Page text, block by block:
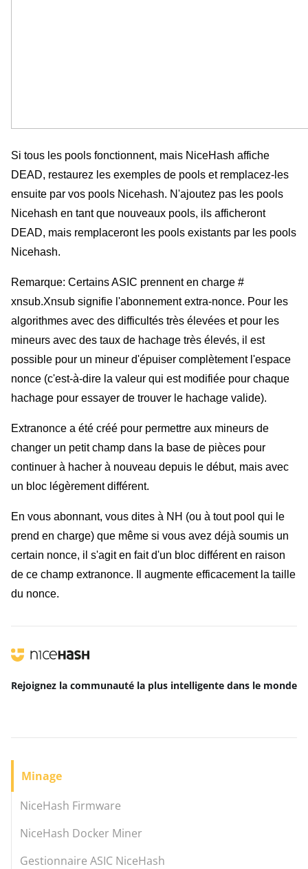
Si tous les pools fonctionnent, mais NiceHash affiche
DEAD, restaurez les exemples de pools et remplacez-les
ensuite par vos pools Nicehash. N'ajoutez pas les pools
Nicehash en tant que nouveaux pools, ils afficheront
DEAD, mais remplaceront les pools existants par les pools
Nicehash.
Remarque: Certains ASIC prennent en charge #
xnsub.Xnsub signifie l'abonnement extra-nonce. Pour les
algorithmes avec des difficultés très élevées et pour les
mineurs avec des taux de hachage très élevés, il est
possible pour un mineur d'épuiser complètement l'espace
nonce (c'est-à-dire la valeur qui est modifiée pour chaque
hachage pour essayer de trouver le hachage valide).
Extranonce a été créé pour permettre aux mineurs de
changer un petit champ dans la base de pièces pour
continuer à hacher à nouveau depuis le début, mais avec
un bloc légèrement différent.
En vous abonnant, vous dites à NH (ou à tout pool qui le
prend en charge) que même si vous avez déjà soumis un
certain nonce, il s'agit en fait d'un bloc différent en raison
de ce champ extranonce. Il augmente efficacement la taille
du nonce.
Rejoignez la communauté la plus intelligente dans le monde
Minage
NiceHash Firmware
NiceHash Docker Miner
Gestionnaire ASIC NiceHash